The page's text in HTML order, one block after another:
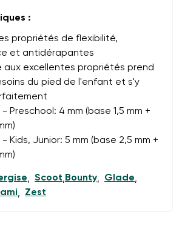
la langue
:
propriétés de flexibilité,
et antidérapantes
aux excellentes propriétés prend
du pied de l'enfant et s'y
Preschool: 4 mm (base 1,5 mm +
Kids, Junior: 5 mm (base 2,5 mm +
, Scoot, Bounty, Glade,
, Zest
traite mes coordonnées saisies dans
conditions et leur publication
traite mes coordonnées saisies dans
conditions